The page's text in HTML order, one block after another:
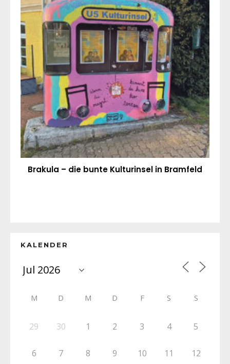
Brakula – die bunte Kulturinsel in Bramfeld
KALENDER
M D M D F S S
29 30 1 2 3 4 5
6 7 8 9 10 11 12